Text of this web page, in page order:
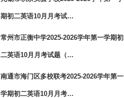
期初二英语10月月考试…
常州市正衡中学2025-2026学年第一学期初
二英语10月月考试题（…
南通市海门区多校联考2025-2026学年第一
学期初二英语10月月考…